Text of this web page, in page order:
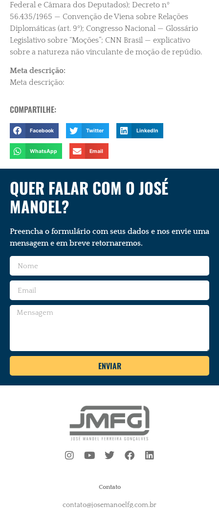
Federal e Câmara dos Deputados); Decreto nº
56.435/1965 — Convenção de Viena sobre Relações
Diplomáticas (art. 9º); Congresso Nacional — Glossário
Legislativo sobre “Moções”; CNN Brasil — explicativo
sobre a natureza não vinculante de moção de repúdio.
Meta descrição:
Meta descrição:
COMPARTILHE:
Facebook Twitter LinkedIn
WhatsApp Email
QUER FALAR COM O JOSÉ
MANOEL?
Preencha o formulário com seus dados e nos envie uma
mensagem e em breve retornaremos.
ENVIAR
Contato
contato@josemanoelfg.com.br